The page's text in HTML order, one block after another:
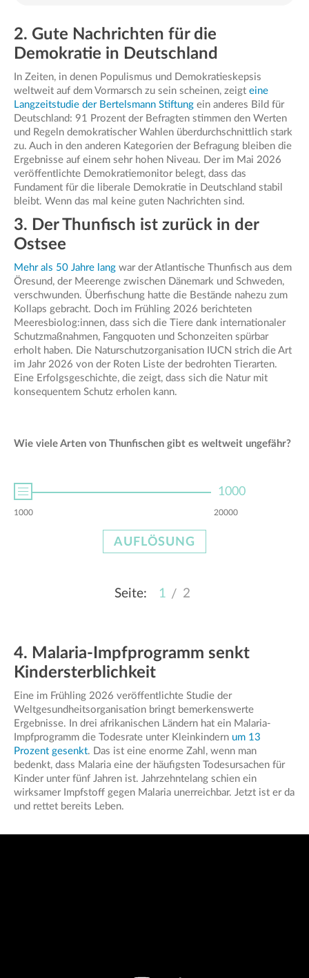
2. Gute Nachrichten für die
Demokratie in Deutschland
In Zeiten, in denen Populismus und Demokratieskepsis
weltweit auf dem Vormarsch zu sein scheinen, zeigt eine
Langzeitstudie der Bertelsmann Stiftung ein anderes Bild für
Deutschland: 91 Prozent der Befragten stimmen den Werten
und Regeln demokratischer Wahlen überdurchschnittlich stark
zu. Auch in den anderen Kategorien der Befragung bleiben die
Ergebnisse auf einem sehr hohen Niveau. Der im Mai 2026
veröffentlichte Demokratiemonitor belegt, dass das
Fundament für die liberale Demokratie in Deutschland stabil
bleibt. Wenn das mal keine guten Nachrichten sind.
3. Der Thunfisch ist zurück in der
Ostsee
Mehr als 50 Jahre lang war der Atlantische Thunfisch aus dem
Öresund, der Meerenge zwischen Dänemark und Schweden,
verschwunden. Überfischung hatte die Bestände nahezu zum
Kollaps gebracht. Doch im Frühling 2026 berichteten
Meeresbiolog:innen, dass sich die Tiere dank internationaler
Schutzmaßnahmen, Fangquoten und Schonzeiten spürbar
erholt haben. Die Naturschutzorganisation IUCN strich die Art
im Jahr 2026 von der Roten Liste der bedrohten Tierarten.
Eine Erfolgsgeschichte, die zeigt, dass sich die Natur mit
konsequentem Schutz erholen kann.
Wie viele Arten von Thunfischen gibt es weltweit ungefähr?
1000
1000 20000
AUFLÖSUNG
AUFLÖSUNG
1 2
4. Malaria-Impfprogramm senkt
Kindersterblichkeit
Eine im Frühling 2026 veröffentlichte Studie der
Weltgesundheitsorganisation bringt bemerkenswerte
Ergebnisse. In drei afrikanischen Ländern hat ein Malaria-
Impfprogramm die Todesrate unter Kleinkindern um 13
Prozent gesenkt. Das ist eine enorme Zahl, wenn man
bedenkt, dass Malaria eine der häufigsten Todesursachen für
Kinder unter fünf Jahren ist. Jahrzehntelang schien ein
wirksamer Impfstoff gegen Malaria unerreichbar. Jetzt ist er da
und rettet bereits Leben.